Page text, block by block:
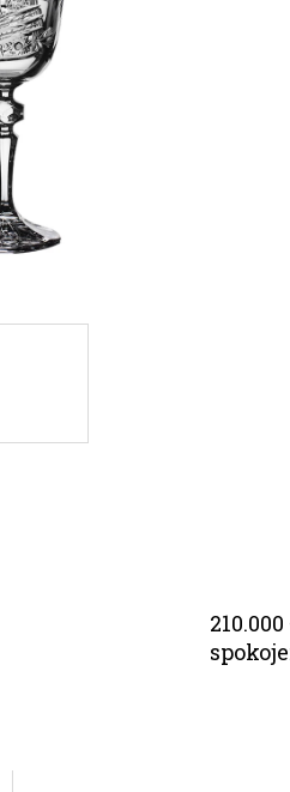
210.000